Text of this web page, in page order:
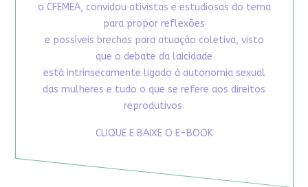
o CFEMEA, convidou ativistas e estudiosas do tema
para propor reflexões
e possíveis brechas para atuação coletiva, visto
que o debate da laicidade
está intrinsecamente ligado à autonomia sexual
das mulheres e tudo o que se refere aos direitos
reprodutivos.
CLIQUE E BAIXE O E-BOOK